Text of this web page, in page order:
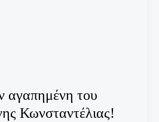
αγαπημένη του
Κωνσταντέλιας!